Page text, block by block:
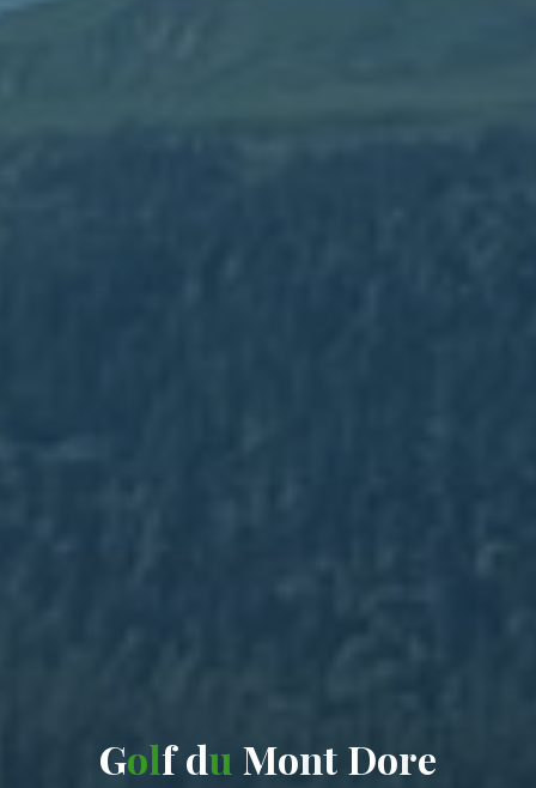
Golf du Mont Dore